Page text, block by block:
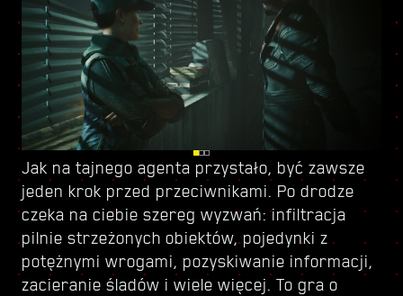
Jak na tajnego agenta przystało, być zawsze
jeden krok przed przeciwnikami. Po drodze
czeka na ciebie szereg wyzwań: infiltracja
pilnie strzeżonych obiektów, pojedynki z
potężnymi wrogami, pozyskiwanie informacji,
zacieranie śladów i wiele więcej. To gra o
Kieruj się do Dogtown — zrujnowanej części
miasta rządzonej przez
bezwzględnego watażkę. To miejsce oferuje
szereg dodatkowych możliwości zarobku,
niekoniecznie legalnych, ale zawsze
ekscytujących. Nie krępuj się, to co robisz
Z racji przyznanego ci statusu tajnego agenta
i wagi misji masz teraz dostęp do
nowego zestawu umiejętności— zrób z niego
dobry użytek. Na miejscu znajdziesz też sprzęt
i broń, których próżno szukać w Night City.
Korzystaj z nowego arsenału wedle uznania —